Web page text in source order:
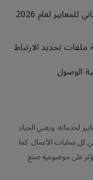
لعام 2026
تحديد الارتباط
الوصول
لخدماته. ويعني الحياد
عمليات الأعمال. كما
على موضوعية صنع